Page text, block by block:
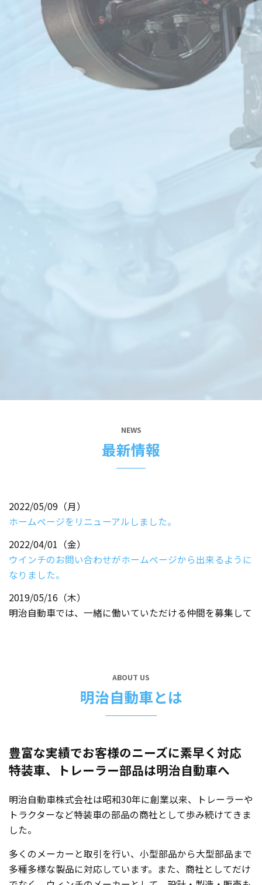
NEWS
最新情報
2022/05/09（月）
ホームページをリニューアルしました。
2022/04/01（金）
ウインチのお問い合わせがホームページから出来るように
なりました。
2019/05/16（木）
明治自動車では、一緒に働いていただける仲間を募集して
ABOUT US
明治自動車とは
豊富な実績でお客様のニーズに素早く対応
特装車、トレーラー部品は明治自動車へ
明治自動車株式会社は昭和30年に創業以来、トレーラーや
トラクターなど特装車の部品の商社として歩み続けてきま
した。
多くのメーカーと取引を行い、小型部品から大型部品まで
多種多様な製品に対応しています。また、商社としてだけ